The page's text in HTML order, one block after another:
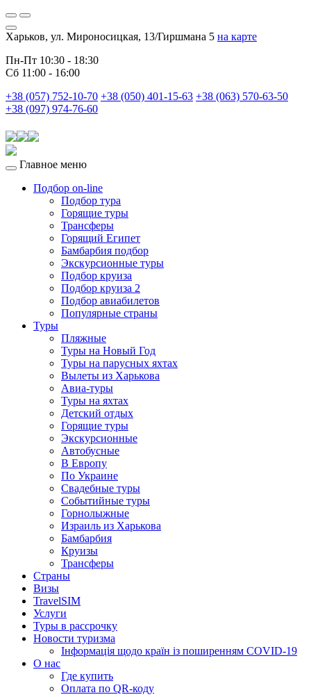
Харьков, ул. Мироносицкая, 13/Гиршмана 5 на карте
Пн-Пт 10:30 - 18:30
Сб 11:00 - 16:00
+38 (057) 752-10-70 +38 (050) 401-15-63 +38 (063) 570-63-50
+38 (097) 974-76-60
Главное меню
Подбор on-line
Подбор тура
Горящие туры
Трансферы
Горящий Египет
Бамбарбия подбор
Экскурсионные туры
Подбор круиза
Подбор круиза 2
Подбор авиабилетов
Популярные страны
Туры
Пляжные
Туры на Новый Год
Туры на парусных яхтах
Вылеты из Харькова
Авиа-туры
Туры на яхтах
Детский отдых
Горящие туры
Экскурсионные
Автобусные
В Европу
По Украине
Свадебные туры
Событийные туры
Горнолыжные
Израиль из Харькова
Бамбарбия
Круизы
Трансферы
Страны
Визы
TravelSIM
Услуги
Туры в рассрочку
Новости туризма
Інформація щодо країн із поширенням COVID-19
О нас
Где купить
Оплата по QR-коду